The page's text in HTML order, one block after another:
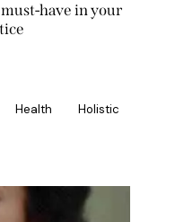
have in your
Health
Holistic